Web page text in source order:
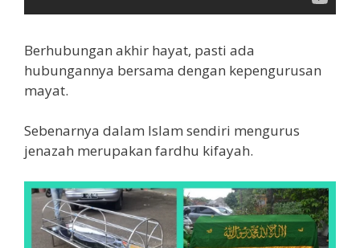
Berhubungan akhir hayat, pasti ada
hubungannya bersama dengan kepengurusan
mayat.
Sebenarnya dalam Islam sendiri mengurus
jenazah merupakan fardhu kifayah.